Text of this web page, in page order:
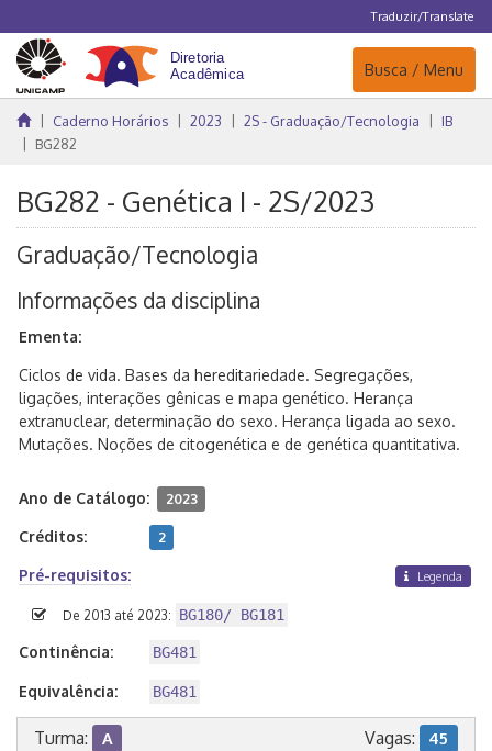
Traduzir/Translate
Navegação
Busca / Menu
Caderno Horários 2023 2S - Graduação/Tecnologia
IB
BG282
BG282 - Genética I - 2S/2023
Graduação/Tecnologia
Informações da disciplina
Ementa:
Ciclos de vida. Bases da hereditariedade. Segregações,
ligações, interações gênicas e mapa genético. Herança
extranuclear, determinação do sexo. Herança ligada ao sexo.
Mutações. Noções de citogenética e de genética quantitativa.
Ano de Catálogo: 2023
Créditos: 2
Pré-requisitos: Legenda
De 2013 até 2023: BG180/ BG181
Continência: BG481
Equivalência: BG481
Turma: A Vagas: 45